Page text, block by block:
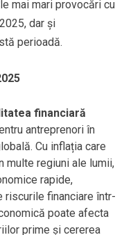
mai mari provocări cu
dar și
perioadă.
financiară
antreprenori în
Cu inflația care
multe regiuni ale lumii,
rapide,
financiare într-
poate afecta
prime și cererea